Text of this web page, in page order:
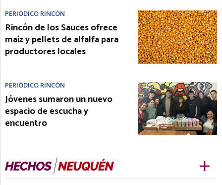
PERIÓDICO RINCÓN
Rincón de los Sauces ofrece
maíz y pellets de alfalfa para
productores locales
PERIÓDICO RINCÓN
Jóvenes sumaron un nuevo
espacio de escucha y
encuentro